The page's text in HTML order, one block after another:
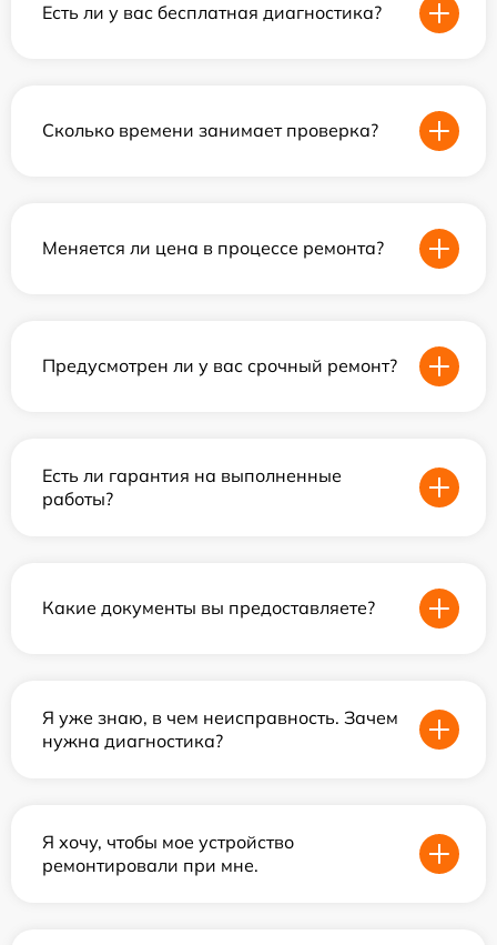
Есть ли у вас бесплатная диагностика?
Сколько времени занимает проверка?
Меняется ли цена в процессе ремонта?
Предусмотрен ли у вас срочный ремонт?
Есть ли гарантия на выполненные
работы?
Какие документы вы предоставляете?
Я уже знаю, в чем неисправность. Зачем
нужна диагностика?
Я хочу, чтобы мое устройство
ремонтировали при мне.